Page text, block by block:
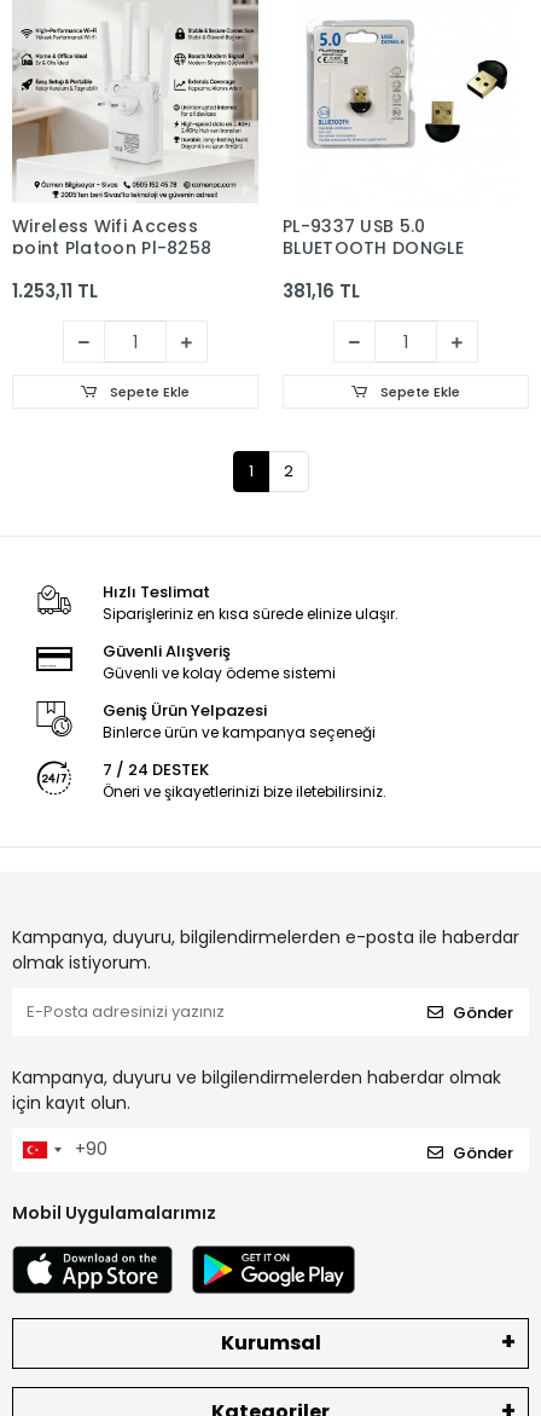
Wireless Wifi Access
point Platoon Pl-8258
1.253,11 TL
Sepete Ekle
PL-9337 USB 5.0
BLUETOOTH DONGLE
381,16 TL
Sepete Ekle
1 2
Hızlı Teslimat
Siparişleriniz en kısa sürede elinize ulaşır.
Güvenli Alışveriş
Güvenli ve kolay ödeme sistemi
Geniş Ürün Yelpazesi
Binlerce ürün ve kampanya seçeneği
7 / 24 DESTEK
Öneri ve şikayetlerinizi bize iletebilirsiniz.
Kampanya, duyuru, bilgilendirmelerden e-posta ile haberdar
olmak istiyorum.
Gönder
Kampanya, duyuru ve bilgilendirmelerden haberdar olmak
için kayıt olun.
Gönder
Mobil Uygulamalarımız
Kurumsal